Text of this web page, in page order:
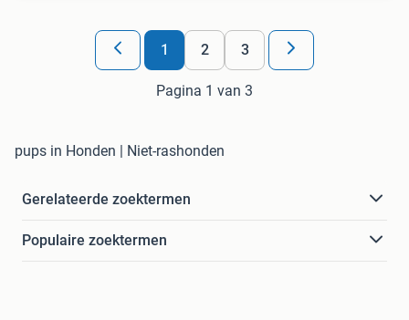
1 2 3
Pagina 1 van 3
pups in Honden | Niet-rashonden
Gerelateerde zoektermen
Populaire zoektermen